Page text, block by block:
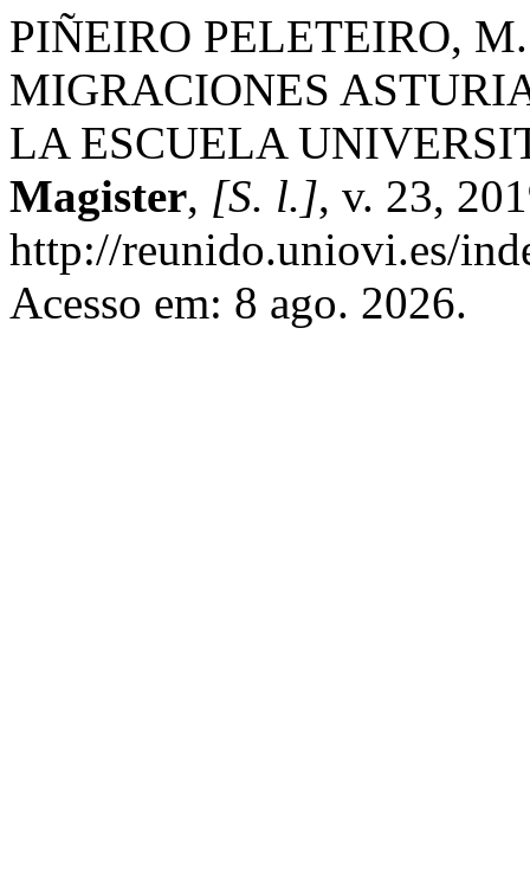
PIÑEIRO PELETEIRO,
MIGRACIONES
LA ESCUELA
Magister, [S. l.], v. 23,
http://reunido.uniovi.es/
Acesso em: 8 ago. 2026.